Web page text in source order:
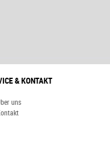
& KONTAKT
uns